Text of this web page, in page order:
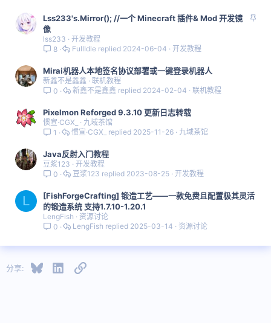
置
Lss233's.Mirror(); //一个 Minecraft 插件& Mod 开发镜
像
lss233
开发教程
8
开发教程
2024-06-04
FullIdle
Mirai机器人本地签名协议部署或一键登录机器人
新鑫不是鑫鑫
联机教程
0
联机教程
2024-02-04
新鑫不是鑫鑫
Pixelmon Reforged 9.3.10 更新日志转载
惯宣·CGX_
九域茶馆
1
九域茶馆
2025-11-26
惯宣·CGX_
Java反射入门教程
豆浆123
开发教程
0
开发教程
2023-08-25
豆浆123
L
[FishForgeCrafting] 锻造工艺——一款免费且配置极其灵活
的锻造系统 支持1.7.10-1.20.1
LengFish
资源讨论
0
资源讨论
2025-03-14
LengFish
分享: Bluesky LinkedIn链接